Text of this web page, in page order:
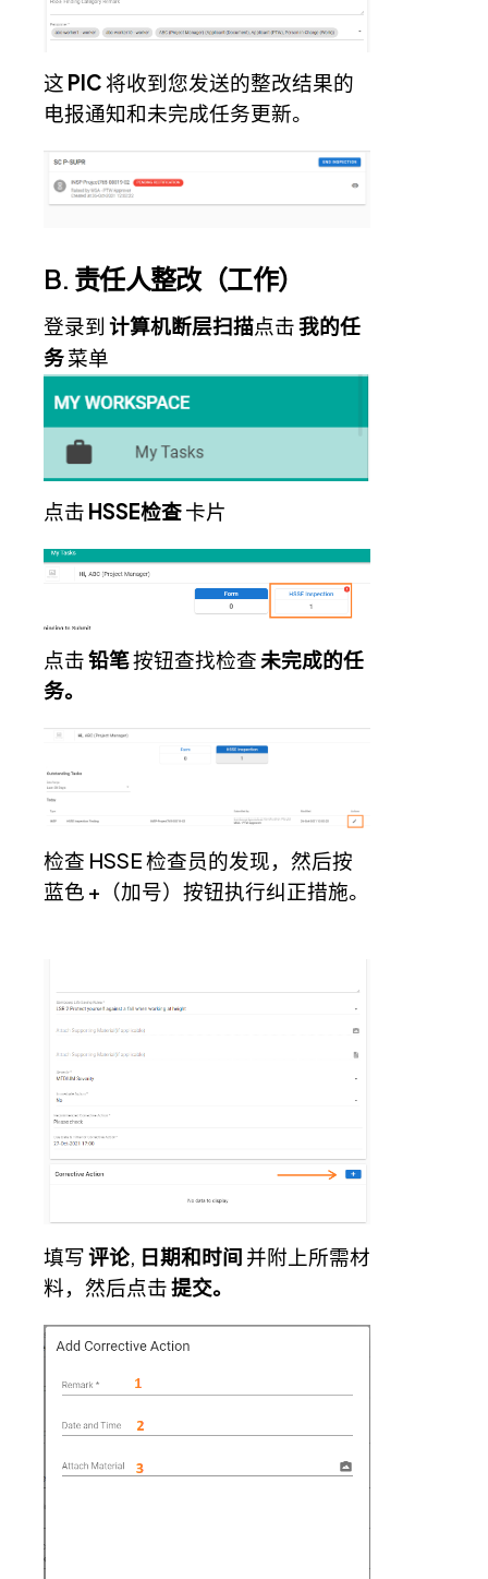
这 PIC将收到您发送的整改结果的
电报通知和未完成任务更新。
B. 责任人整改（工作）
登录到 计算机断层扫描点击我的任
务菜单
点击 HSSE检查卡片
点击铅笔按钮查找检查 未完成的任
务。
检查 HSSE 检查员的发现，然后按
蓝色 +（加号）按钮执行纠正措施。
填写评论, 日期和时间 并附上所需材
料，然后点击提交。